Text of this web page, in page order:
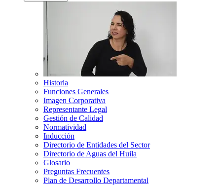
Historia
Funciones Generales
Imagen Corporativa
Representante Legal
Gestión de Calidad
Normatividad
Inducción
Directorio de Entidades del Sector
Directorio de Aguas del Huila
Glosario
Preguntas Frecuentes
Plan de Desarrollo Departamental